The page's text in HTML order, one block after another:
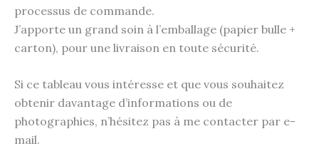
processus de commande.
J’apporte un grand soin à l’emballage (papier bulle +
carton), pour une livraison en toute sécurité.
Si ce tableau vous intéresse et que vous souhaitez
obtenir davantage d’informations ou de
photographies, n’hésitez pas à me contacter par e-
mail.